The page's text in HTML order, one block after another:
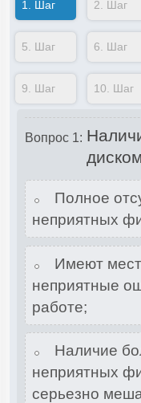
1. Шаг 2. Шаг
5. Шаг 6. Шаг
9. Шаг 10. Шаг
Вопрос 1:
Полное
неприятных
Имеют
неприятные
работе;
Наличие
неприятных
серьезно